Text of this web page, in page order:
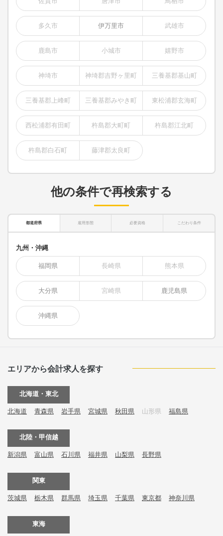
多久市 伊万里市 武雄市
鹿島市 小城市 嬉野市
神埼市 神埼郡吉野ヶ里町 三養基郡基山町
三養基郡上峰町 三養基郡みやき町 東松浦郡玄海町
西松浦郡有田町 杵島郡大町町 杵島郡江北町
杵島郡白石町 藤津郡太良町
他の条件で再検索する
都道府県 雇用形態 必要資格 こだわり条件
九州・沖縄
福岡県 長崎県 熊本県
大分県 宮崎県 鹿児島県
沖縄県
エリアから会計求人を探す
北海道・東北
北海道 青森県 岩手県 宮城県 秋田県 山形県 福島県
北陸・甲信越
新潟県 富山県 石川県 福井県 山梨県 長野県
関東
茨城県 栃木県 群馬県 埼玉県 千葉県 東京都 神奈川県
東海